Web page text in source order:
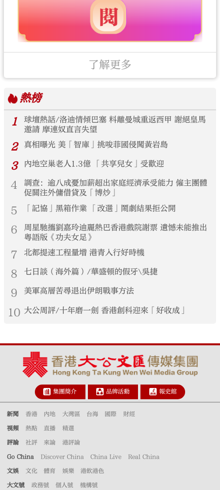
了解更多
熱榜
1
球壇熱話/洛迪情傾巴塞 料離曼城重返西甲 謝絕皇馬
邀請 摩連奴直言失望
2 真相曝光 美「智庫」挑唆菲國侵闖黃岩島
3 內地空巢老人1.3億 「共享兒女」受歡迎
4
調查：逾八成憂加薪超出家庭經濟承受能力 僱主團體
促關注外傭借貸及「博炒」
5 「記協」黑箱作業 「改選」鬧劇結果拒公開
6
周星馳攜劉嘉玲迪麗熱巴香港戲院謝票 遺憾未能推出
粵語版《功夫女足》
7 北都提速工程量增 港青入行好時機
8 七日談（海外篇）/華盛頓的假牙\吳捷
9 美軍高層苦尋退出伊朗戰事方法
10 大公周評/十年磨一劍 香港創科迎來「好收成」
集團簡介 品牌活動 報史館
新聞 香港 內地 大灣區 台海 國際 財經
視頻 熱點 直播 精選
評論 社評 來論 港評論
Go China Discover China China Live Real China
文娛 文化 體育 娛樂 港飲港色
大文號 政務號 個人號 機構號